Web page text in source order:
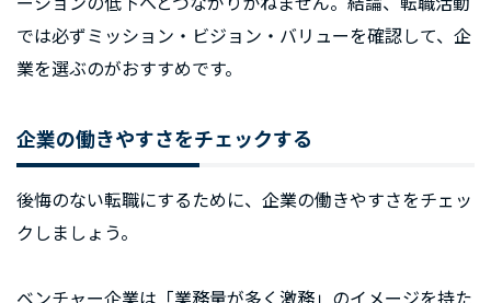
では必ずミッション・ビジョン・バリューを確認して、企
業を選ぶのがおすすめです。
企業の働きやすさをチェックする
後悔のない転職にするために、企業の働きやすさをチェッ
クしましょう。
ベンチャー企業は「業務量が多く激務」のイメージを持た